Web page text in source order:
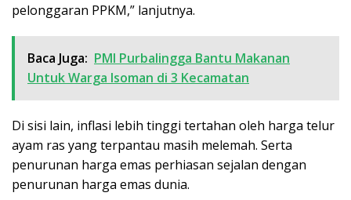
pelonggaran PPKM,” lanjutnya.
Baca Juga: PMI Purbalingga Bantu Makanan
Untuk Warga Isoman di 3 Kecamatan
Di sisi lain, inflasi lebih tinggi tertahan oleh harga telur
ayam ras yang terpantau masih melemah. Serta
penurunan harga emas perhiasan sejalan dengan
penurunan harga emas dunia.